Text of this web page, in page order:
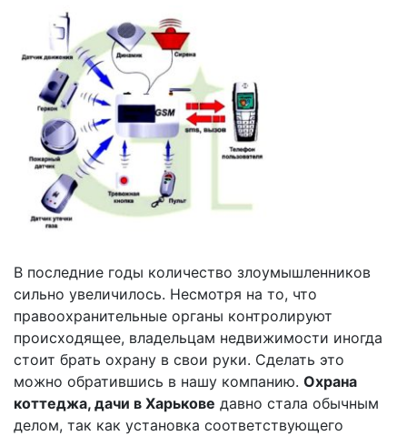
В последние годы количество злоумышленников
сильно увеличилось. Несмотря на то, что
правоохранительные органы контролируют
происходящее, владельцам недвижимости иногда
стоит брать охрану в свои руки. Сделать это
можно обратившись в нашу компанию. Охрана
коттеджа, дачи в Харькове давно стала обычным
делом, так как установка соответствующего